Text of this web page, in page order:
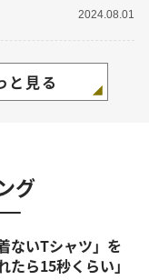
2024.08.01
と見る
グ
ないTシャツ」を
ら15秒くらい」